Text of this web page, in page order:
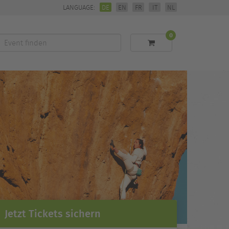
LANGUAGE: DE EN FR IT NL
0
Jetzt Tickets sichern